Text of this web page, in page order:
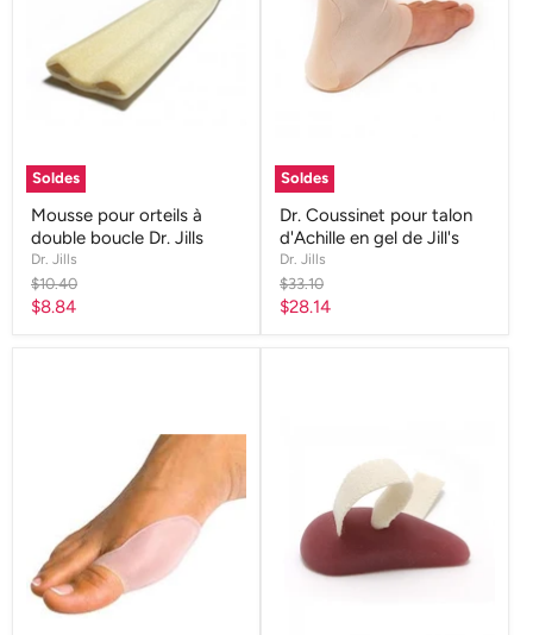
Soldes
Mousse pour orteils à
double boucle Dr. Jills
Dr. Jills
Prix
d'origine
$10.40
Prix
$8.84
Soldes
Dr. Coussinet pour talon
d'Achille en gel de Jill's
Dr. Jills
Prix
d'origine
$33.10
Prix
$28.14